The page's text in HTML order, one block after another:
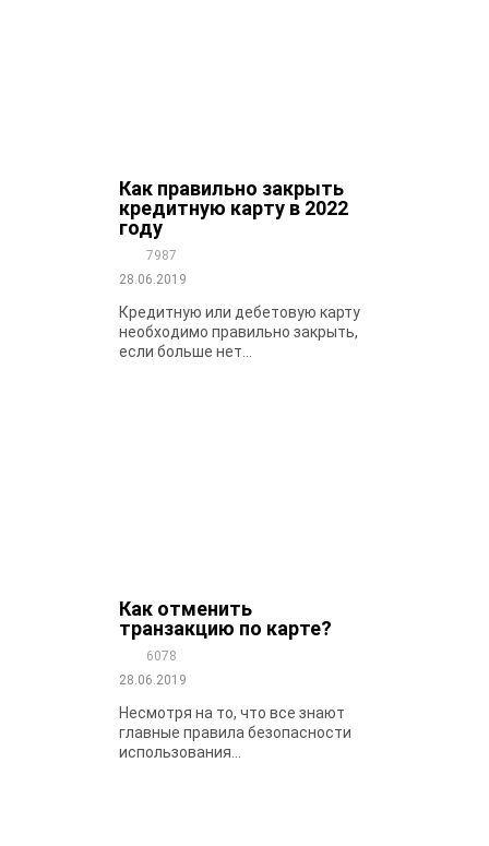
Как правильно закрыть
кредитную карту в 2022
году
7987
28.06.2019
Кредитную или дебетовую карту
необходимо правильно закрыть,
если больше нет...
Как отменить
транзакцию по карте?
6078
28.06.2019
Несмотря на то, что все знают
главные правила безопасности
использования...